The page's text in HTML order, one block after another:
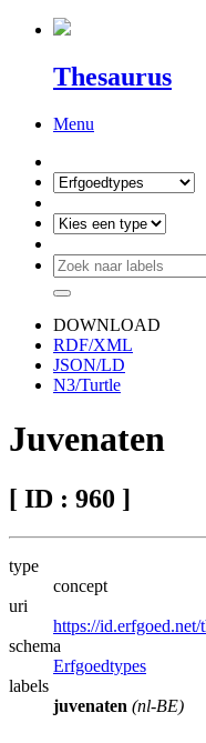
Thesaurus
Menu
DOWNLOAD
RDF/XML
JSON/LD
N3/Turtle
Juvenaten
[ ID : 960 ]
type
concept
uri
https://id.erfgoed.net/
schema
Erfgoedtypes
labels
juvenaten (nl-BE)